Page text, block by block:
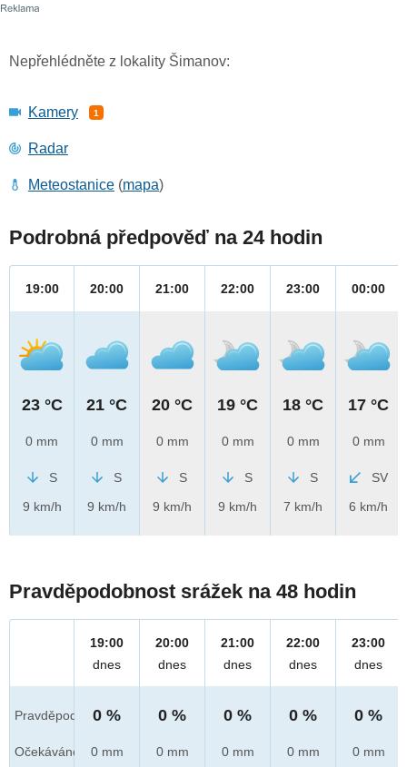
Nepřehlédněte z lokality Šimanov:
Kamery 1
Radar
Meteostanice (mapa)
Podrobná předpověď na 24 hodin
19:00
23 °C
0 mm
S
9 km/h
20:00
21 °C
0 mm
S
9 km/h
21:00
20 °C
0 mm
S
9 km/h
22:00
19 °C
0 mm
S
9 km/h
23:00
18 °C
0 mm
S
7 km/h
00:00
17 °C
0 mm
SV
6 km/h
Pravděpodobnost srážek na 48 hodin
Pravděpod.
Očekáváno
19:00
dnes
0 %
0 mm
20:00
dnes
0 %
0 mm
21:00
dnes
0 %
0 mm
22:00
dnes
0 %
0 mm
23:00
dnes
0 %
0 mm